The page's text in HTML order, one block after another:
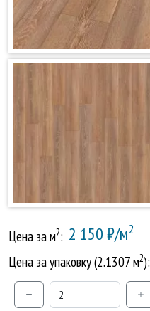
Цена за м2: 2 150 ₽/м2
Цена за упаковку (2.1307 м2):